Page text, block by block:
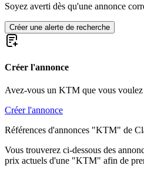
Soyez averti dès qu'une annonce
Créer une alerte de recherche
Créer l'annonce
Avez-vous un KTM que vous voulez
Créer l'annonce
Références d'annonces "KTM" de
Vous trouverez ci-dessous des
prix actuels d'une "KTM" afin de